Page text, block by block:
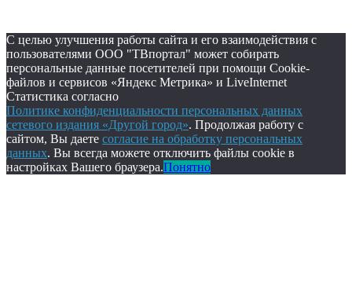
С целью улучшения работы сайта и его взаимодействия с
пользователями ООО "ТВпортал" может собирать
персональные данные посетителей при помощи Cookie-
файлов и сервисов «Яндекс Метрика» и LiveInternet
Статистика согласно
Политике конфиденциальности персональных данных
сетевого издания «Другой город». Продолжая работу с
сайтом, Вы даете согласие на обработку персональных
данных. Вы всегда можете отключить файлы cookie в
настройках Вашего браузера.Понятно